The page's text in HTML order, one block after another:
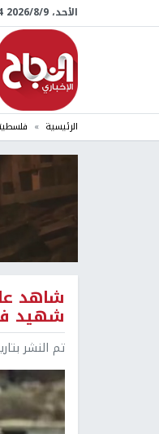
الأحد، 9/‏8/‏2026 08:03:45 صباحاً
الرئيسية
شاهد
شهيد
تم النشر